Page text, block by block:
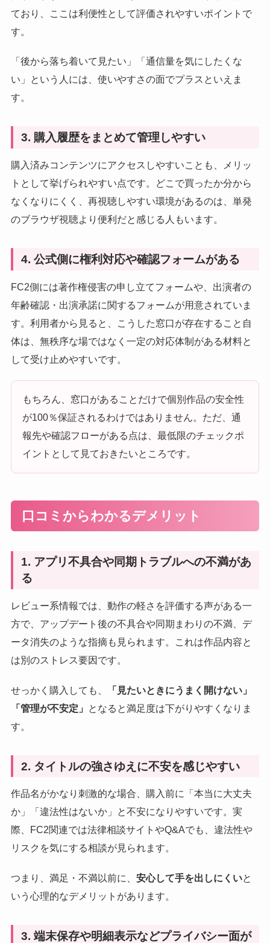
ており、ここは利便性として評価されやすいポイントで
す。
「後から落ち着いて見たい」「通信量を気にしたくな
い」という人には、使いやすさの面でプラスといえま
す。
3. 購入履歴をまとめて管理しやすい
購入済みコンテンツにアクセスしやすいことも、メリッ
トとして挙げられやすい点です。どこで買ったか分から
なくなりにくく、再視聴しやすい環境があるのは、単発
のブラウザ視聴より便利だと感じる人もいます。
4. 公式側に権利対応や確認フォームがある
FC2側には著作権侵害の申し立てフォームや、出演者の
年齢確認・出演承諾に関するフォームが用意されていま
す。利用者から見ると、こうした窓口が存在すること自
体は、無秩序な場ではなく一定の対応体制がある材料と
して受け止めやすいです。
もちろん、窓口があることだけで個別作品の安全性
が100％保証されるわけではありません。ただ、通
報先や確認フローがある点は、最低限のチェックポ
イントとして見ておきたいところです。
口コミからわかるデメリット
1. アプリ不具合や同期トラブルへの不満があ
る
レビュー系情報では、動作の軽さを評価する声がある一
方で、アップデート後の不具合や同期まわりの不満、デ
ータ消失のような指摘も見られます。これは作品内容と
は別のストレス要因です。
せっかく購入しても、
「見たいときにうまく開けない」
「管理が不安定」
となると満足度は下がりやすくなりま
す。
2. タイトルの強さゆえに不安を感じやすい
作品名がかなり刺激的な場合、購入前に「本当に大丈夫
か」「違法性はないか」と不安になりやすいです。実
際、FC2関連では法律相談サイトやQ&Aでも、違法性や
リスクを気にする相談が見られます。
つまり、満足・不満以前に、 安心して手を出しにくいと
いう心理的なデメリットがあります。
3. 端末保存や明細表示などプライバシー面が